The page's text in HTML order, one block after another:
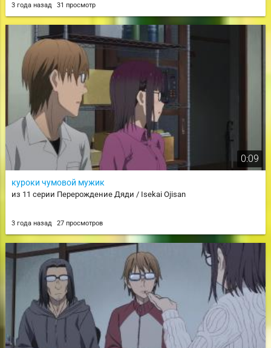
3 года назад 31 просмотр
0:09
куроки чумовой мужик
из 11 серии Перерождение Дяди / Isekai Ojisan
3 года назад 27 просмотров